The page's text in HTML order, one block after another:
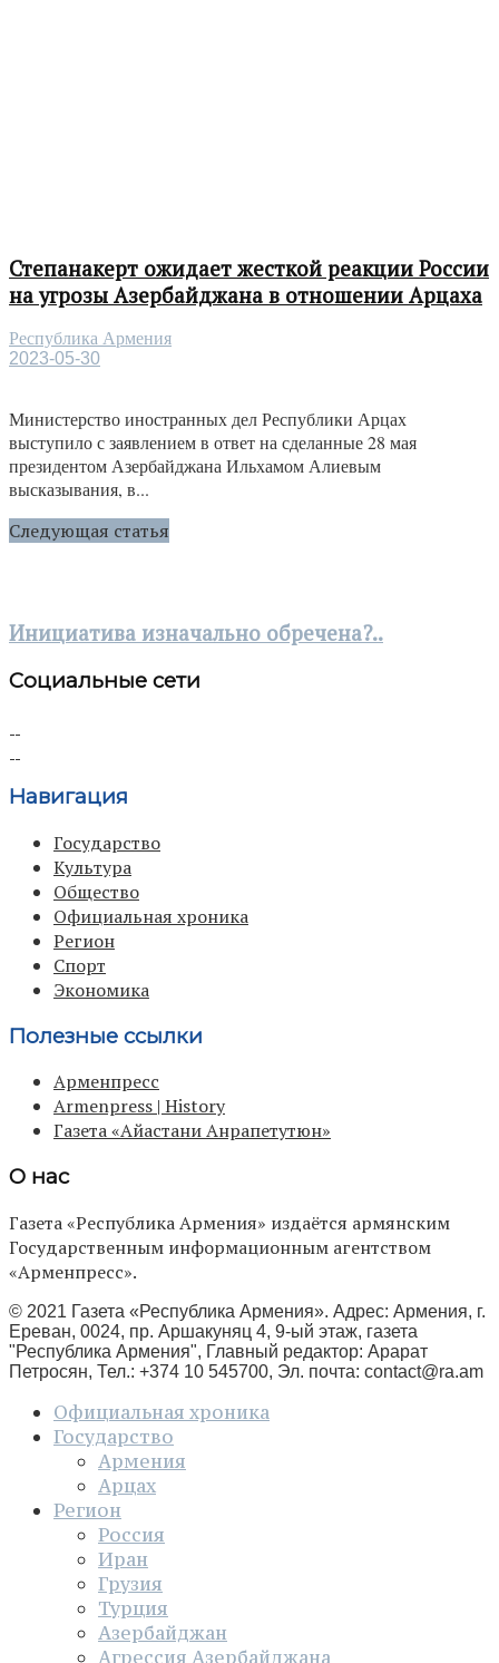
Степанакерт ожидает жесткой реакции России
на угрозы Азербайджана в отношении Арцаха
Республика Армения
2023-05-30
Министерство иностранных дел Республики Арцах
выступило с заявлением в ответ на сделанные 28 мая
президентом Азербайджана Ильхамом Алиевым
высказывания, в...
Следующая статья
Инициатива изначально обречена?..
Социальные сети
Навигация
Государство
Культура
Общество
Официальная хроника
Регион
Спорт
Экономика
Полезные ссылки
Арменпресс
Armenpress | History
Газета «Айастани Анрапетутюн»
О нас
Газета «Республика Армения» издаётся армянским
Государственным информационным агентством
«Арменпресс».
© 2021 Газета «Республика Армения». Адрес: Армения, г.
Ереван, 0024, пр. Аршакуняц 4, 9-ый этаж, газета
"Республика Армения", Главный редактор: Арарат
Петросян, Тел.: +374 10 545700, Эл. почта: contact@ra.am
Официальная хроника
Государство
Армения
Арцах
Регион
Россия
Иран
Грузия
Турция
Азербайджан
Агрессия Азербайджана